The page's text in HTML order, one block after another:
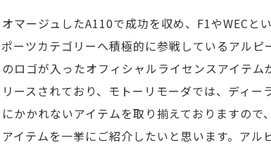
マージュしたA110で成功を収め、F1やWECと
ーツカテゴリーへ積極的に参戦しているアルピ
ロゴが入ったオフィシャルライセンスアイテム
ースされており、モトーリモーダでは、ディー
かかれないアイテムを取り揃えておりますので
イテムを一挙にご紹介したいと思います。アル